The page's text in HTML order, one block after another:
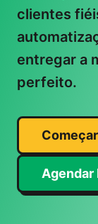
clientes
entregar a
perfeito.
Agendar